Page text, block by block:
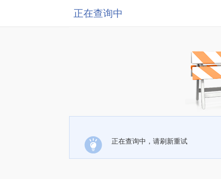
正在查询中
正在查询中，请刷新重试